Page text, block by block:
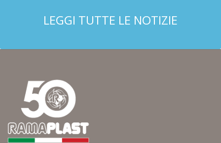
LEGGI TUTTE LE NOTIZIE